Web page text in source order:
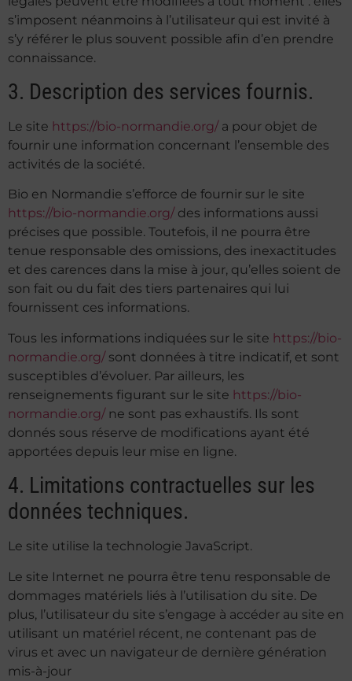
s’imposent néanmoins à l’utilisateur qui est invité à
s’y référer le plus souvent possible afin d’en prendre
connaissance.
3. Description des services fournis.
Le site https://bio-normandie.org/a pour objet de
fournir une information concernant l’ensemble des
activités de la société.
Bio en Normandie s’efforce de fournir sur le site
https://bio-normandie.org/ des informations aussi
précises que possible. Toutefois, il ne pourra être
tenue responsable des omissions, des inexactitudes
et des carences dans la mise à jour, qu’elles soient de
son fait ou du fait des tiers partenaires qui lui
fournissent ces informations.
Tous les informations indiquées sur le site https://bio-
normandie.org/sont données à titre indicatif, et sont
susceptibles d’évoluer. Par ailleurs, les
renseignements figurant sur le site https://bio-
normandie.org/ne sont pas exhaustifs. Ils sont
donnés sous réserve de modifications ayant été
apportées depuis leur mise en ligne.
4. Limitations contractuelles sur les
données techniques.
Le site utilise la technologie JavaScript.
Le site Internet ne pourra être tenu responsable de
dommages matériels liés à l’utilisation du site. De
plus, l’utilisateur du site s’engage à accéder au site en
utilisant un matériel récent, ne contenant pas de
virus et avec un navigateur de dernière génération
mis-à-jour